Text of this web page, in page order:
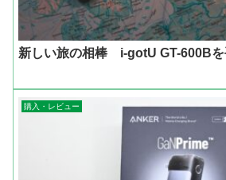
新しい旅の相棒 i-gotU GT-600Bを
購入・レビュー